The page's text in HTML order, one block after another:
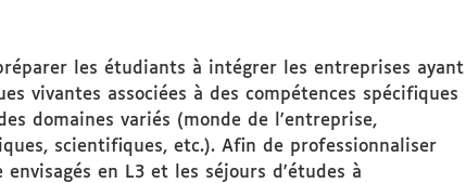
les étudiants à intégrer les entreprises ayant
vivantes associées à des compétences spécifiques
domaines variés (monde de l'entreprise,
scientifiques, etc.). Afin de professionnaliser
en L3 et les séjours d'études à